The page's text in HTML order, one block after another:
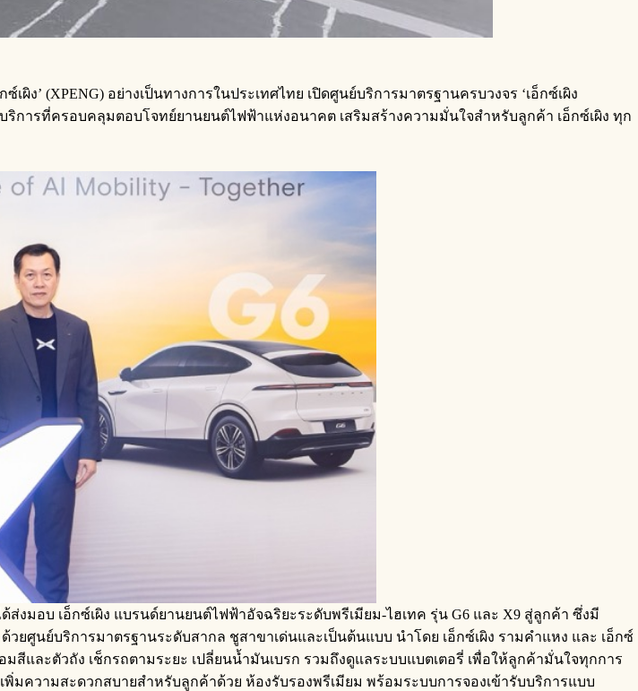
ผิง’ (XPENG) อย่างเป็นทางการในประเทศไทย เปิดศูนย์บริการมาตรฐานครบวงจร ‘เอ็กซ์เผิง
การที่ครอบคลุมตอบโจทย์ยานยนต์ไฟฟ้าแห่งอนาคต เสริมสร้างความมั่นใจสำหรับลูกค้า เอ็กซ์เผิง ทุก
ส่งมอบ เอ็กซ์เผิง แบรนด์ยานยนต์ไฟฟ้าอัจฉริยะระดับพรีเมียม-ไฮเทค รุ่น G6 และ X9 สู่ลูกค้า ซึ่งมี
ยศูนย์บริการมาตรฐานระดับสากล ชูสาขาเด่นและเป็นต้นแบบ นำโดย เอ็กซ์เผิง รามคำแหง และ เอ็กซ์
สีและตัวถัง เช็กรถตามระยะ เปลี่ยนน้ำมันเบรก รวมถึงดูแลระบบแบตเตอรี่ เพื่อให้ลูกค้ามั่นใจทุกการ
ความสะดวกสบายสำหรับลูกค้าด้วย ห้องรับรองพรีเมียม พร้อมระบบการจองเข้ารับบริการแบบ